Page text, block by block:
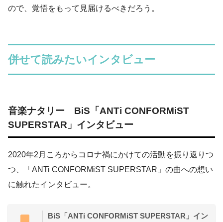
ので、覚悟をもって見届けるべきだろう。
併せて読みたいインタビュー
音楽ナタリー BiS「ANTi CONFORMiST
SUPERSTAR」インタビュー
2020年2月ころからコロナ禍にかけての活動を振り返りつ
つ、「ANTi CONFORMiST SUPERSTAR」の曲への想い
に触れたインタビュー。
BiS「ANTi CONFORMiST SUPERSTAR」イン